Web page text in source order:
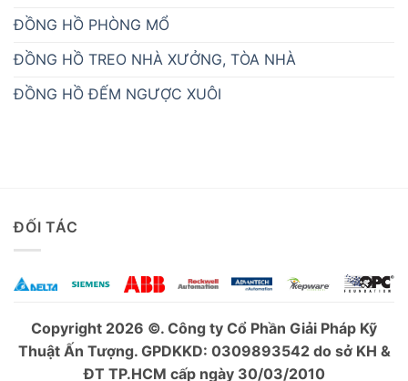
ĐỒNG HỒ PHÒNG MỔ
ĐỒNG HỒ TREO NHÀ XƯỞNG, TÒA NHÀ
ĐỒNG HỒ ĐẾM NGƯỢC XUÔI
ĐỐI TÁC
Copyright 2026 ©. Công ty Cổ Phần Giải Pháp Kỹ
Thuật Ấn Tượng. GPDKKD: 0309893542 do sở KH &
ĐT TP.HCM cấp ngày 30/03/2010